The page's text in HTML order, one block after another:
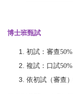
博士班甄試
初試：審查50%
複試：口試50%
依初試（審查